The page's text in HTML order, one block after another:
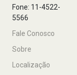
Fone: 11-4522-
5566
Fale Conosco
Sobre
Localização